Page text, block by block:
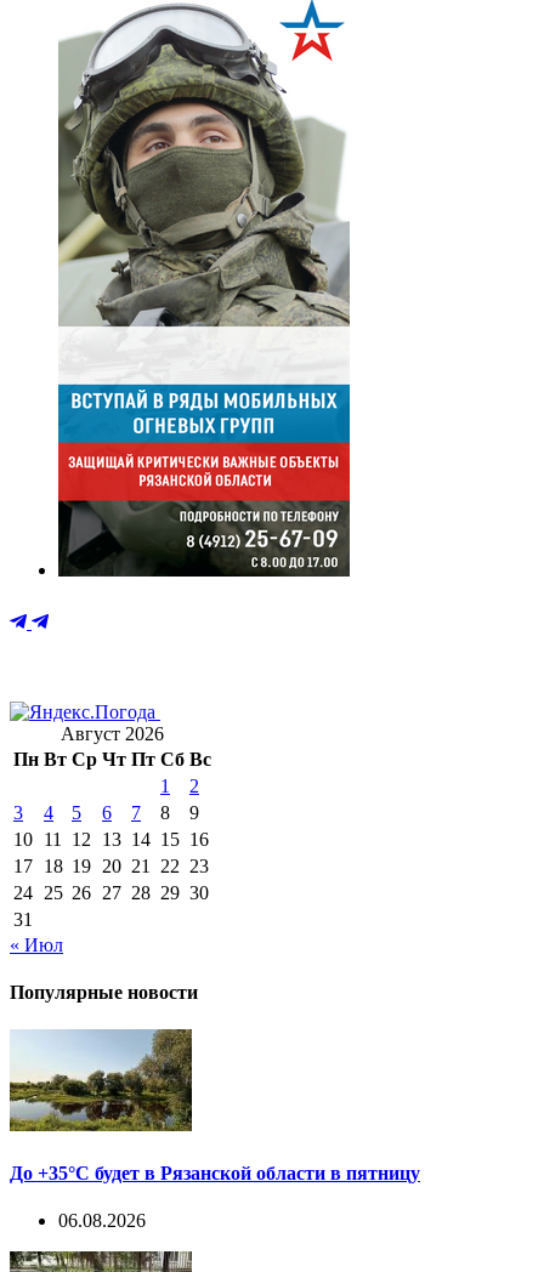
Август 2026
Пн Вт Ср Чт Пт Сб Вс
1
2
3
4 5 6 7 8
9
10 11 12 13 14 15 16
17 18 19 20 21 22 23
24 25 26 27 28 29 30
31
« Июл
Популярные новости
До +35°С будет в Рязанской области в пятницу
06.08.2026